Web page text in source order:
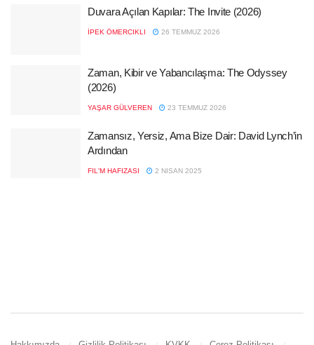
Duvara Açılan Kapılar: The Invite (2026)
İPEK ÖMERCIKLI 26 TEMMUZ 2026
Zaman, Kibir ve Yabancılaşma: The Odyssey
(2026)
YAŞAR GÜLVEREN 23 TEMMUZ 2026
Zamansız, Yersiz, Ama Bize Dair: David Lynch’in
Ardından
FIL'M HAFIZASI 2 NISAN 2025